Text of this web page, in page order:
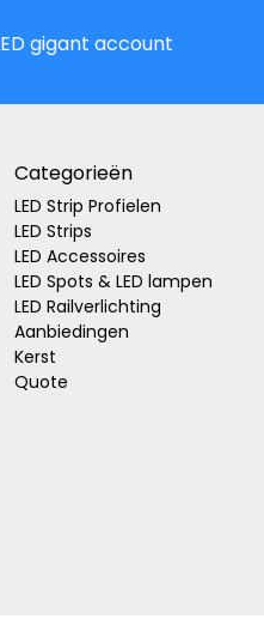
gigant account
Categorieën
LED Strip Profielen
LED Strips
LED Accessoires
LED Spots & LED lampen
LED Railverlichting
Aanbiedingen
Kerst
Quote